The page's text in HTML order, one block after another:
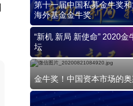
第十一届中国私募金牛奖
海外基金金牛奖
“新机 新局 新使命” 2020金
坛
金牛奖！中国资本市场的